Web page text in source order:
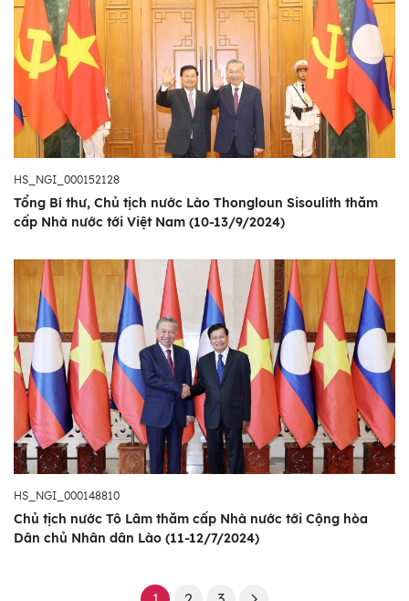
HS_NGI_000152128
Tổng Bí thư, Chủ tịch nước Lào Thongloun Sisoulith thăm
cấp Nhà nước tới Việt Nam (10-13/9/2024)
HS_NGI_000148810
Chủ tịch nước Tô Lâm thăm cấp Nhà nước tới Cộng hòa
Dân chủ Nhân dân Lào (11-12/7/2024)